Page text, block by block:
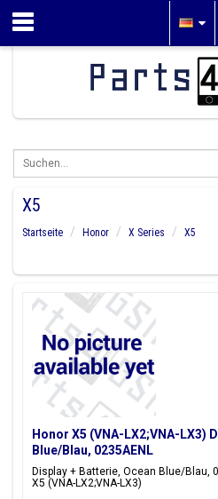
X5
Startseite Honor X Series
X5
Honor X5 (VNA-LX2;VNA-LX3)
Blue/Blau, 0235AENL
Display + Batterie, Ocean Blue/Blau,
X5 (VNA-LX2;VNA-LX3)